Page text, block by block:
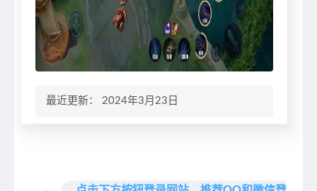
最近更新： 2024年3月23日